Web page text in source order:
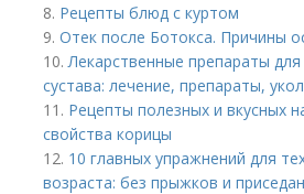
8. Рецепты блюд с куртом
9. Отек после Ботокса. Причины
10.Лекарственные препараты
сустава: лечение, препараты,
11. Рецепты полезных и вкусных
свойства корицы
12. 10 главных упражнений для
возраста: без прыжков и